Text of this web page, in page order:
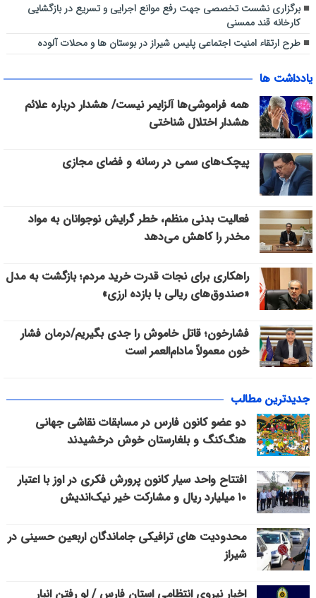
برگزاری نشست تخصصی جهت رفع موانع اجرایی و تسریع در بازگشایی
کارخانه قند ممسنی
طرح ارتقاء امنیت اجتماعی پلیس شیراز در بوستان ها و محلات آلوده
یادداشت ها
همه فراموشی‌ها آلزایمر نیست/ هشدار درباره علائم
هشدار اختلال شناختی
پیچک‌های سمی در رسانه و فضای مجازی
فعالیت بدنی منظم، خطر گرایش نوجوانان به مواد
مخدر را کاهش می‌دهد
راهکاری برای نجات قدرت خرید مردم؛ بازگشت به مدل
«صندوق‌های ریالی با بازده ارزی»
فشارخون؛ قاتل خاموش را جدی بگیریم/درمان فشار
خون معمولاً مادام‌العمر است
جدیدترین مطالب
دو عضو کانون فارس در مسابقات نقاشی جهانی
هنگ‌کنگ و بلغارستان خوش درخشیدند
افتتاح واحد سیار کانون پرورش فکری در اوز با اعتبار
۱۰ میلیارد ریال و مشارکت خیر نیک‌اندیش
محدودیت های ترافیکی جاماندگان اربعین حسینی در
شیراز
اخبار نیروی انتظامی استان فارس / لو رفتن انبار